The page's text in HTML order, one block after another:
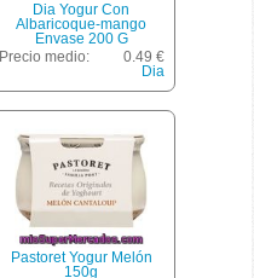
Dia Yogur Con
Albaricoque-mango
Envase 200 G
Precio medio:
0.49 €
Dia
Pastoret Yogur Melón
150g